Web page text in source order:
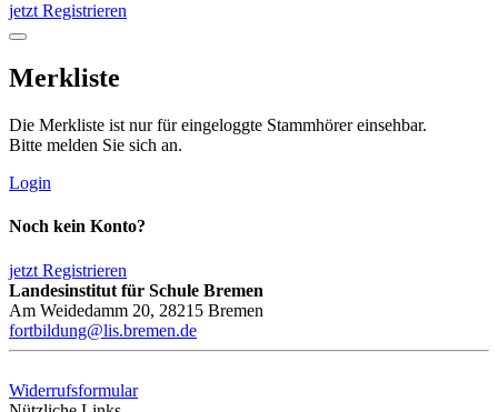
jetzt Registrieren
Merkliste
Die Merkliste ist nur für eingeloggte Stammhörer einsehbar.
Bitte melden Sie sich an.
Login
Noch kein Konto?
jetzt Registrieren
Landesinstitut für Schule Bremen
Am Weidedamm 20, 28215 Bremen
fortbildung@lis.bremen.de
Widerrufsformular